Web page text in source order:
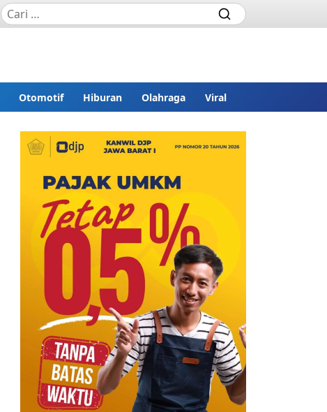
Otomotif Hiburan Olahraga Viral